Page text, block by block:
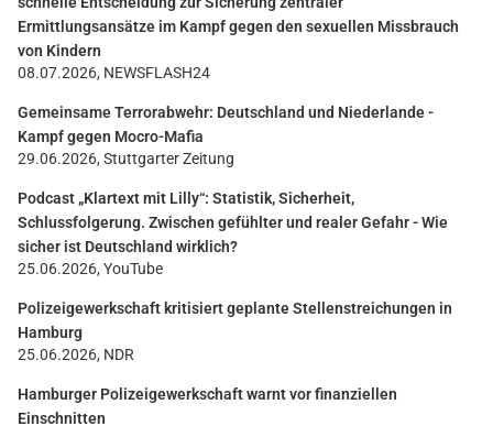
Ermittlungsansätze im Kampf gegen den sexuellen Missbrauch
von Kindern
08.07.2026, NEWSFLASH24
Gemeinsame Terrorabwehr: Deutschland und Niederlande -
Kampf gegen Mocro-Mafia
29.06.2026, Stuttgarter Zeitung
Podcast „Klartext mit Lilly“: Statistik, Sicherheit,
Schlussfolgerung. Zwischen gefühlter und realer Gefahr - Wie
sicher ist Deutschland wirklich?
25.06.2026, YouTube
Polizeigewerkschaft kritisiert geplante Stellenstreichungen in
Hamburg
25.06.2026, NDR
Hamburger Polizeigewerkschaft warnt vor finanziellen
Einschnitten